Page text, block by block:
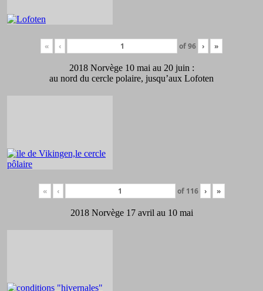
« ‹ of96 › »
2018 Norvège 10 mai au 20 juin :
au nord du cercle polaire, jusqu’aux Lofoten
« ‹ of 116 › »
2018 Norvège 17 avril au 10 mai